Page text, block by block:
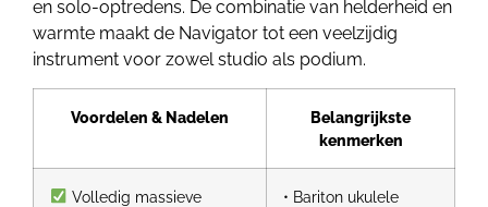
en solo-optredens. De combinatie van helderheid en
warmte maakt de Navigator tot een veelzijdig
instrument voor zowel studio als podium.
Voordelen & Nadelen
Belangrijkste
kenmerken
Volledig massieve
• Bariton ukulele